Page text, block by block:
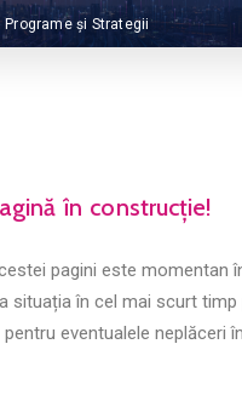
Programe și Strategii
în construcție!
pagini este momentan
situația în cel mai scurt timp
eventualele neplăceri